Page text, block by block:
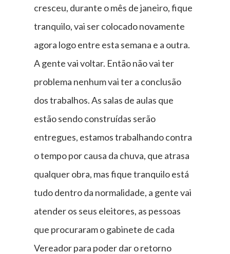
cresceu, durante o mês de janeiro, fique
tranquilo, vai ser colocado novamente
agora logo entre esta semana e a outra.
A gente vai voltar. Então não vai ter
problema nenhum vai ter a conclusão
dos trabalhos. As salas de aulas que
estão sendo construídas serão
entregues, estamos trabalhando contra
o tempo por causa da chuva, que atrasa
qualquer obra, mas fique tranquilo está
tudo dentro da normalidade, a gente vai
atender os seus eleitores, as pessoas
que procuraram o gabinete de cada
Vereador para poder dar o retorno